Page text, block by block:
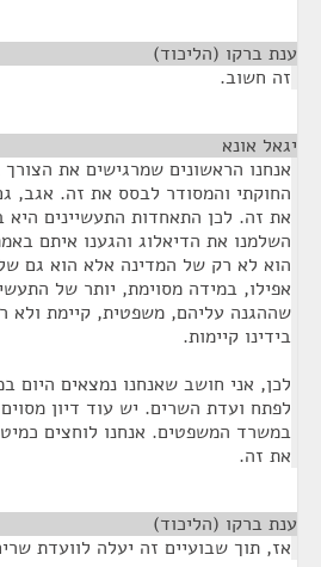
ענת ברקו (הליכוד)
זה חשוב.
יגאל אונא
אנחנו הראשונים שמרגישים את
החוקתי והמסודר לבסס את זה. אגב,
את זה. לכן התאחדות התעשיינים היא
השלמנו את הדיאלוג והגענו איתם
הוא לא רק של המדינה אלא הוא גם
אפילו, במידה מסוימת, יותר של
שההגנה עליהם, משפטית, קיימת ולא
בידינו קיימות.
לכן, אני חושב שאנחנו נמצאים היום
לפתח ועדת השרים. יש עוד דיון
במשרד המשפטים. אנחנו לוחצים
את זה.
ענת ברקו (הליכוד)
אז, תוך שבועיים זה יעלה לוועדת